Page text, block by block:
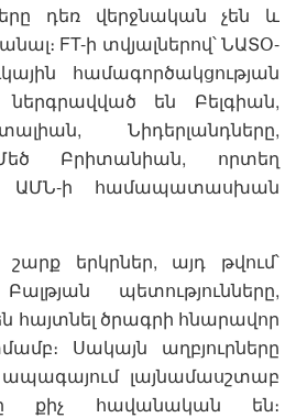
դեռ վերջնական չեն և
FT-ի տվյալներով՝ ՆԱՏՕ-
համագործակցության
են Բելգիան,
Նիդերլանդները,
Բրիտանիան, որտեղ
ԱՄՆ-ի համապատասխան
երկրներ, այդ թվում՝
պետությունները,
հայտնել ծրագրի հնարավոր
Սակայն աղբյուրները
լայնամասշտաբ
քիչ հավանական են։